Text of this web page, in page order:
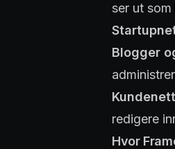
ser ut
Blogger
redigere
Hvor